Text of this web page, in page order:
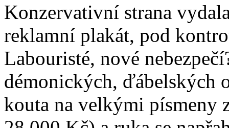
Konzervativní strana
reklamní plakát, pod
Labouristé, nové
démonických, ďábelských
kouta na velkými písmeny